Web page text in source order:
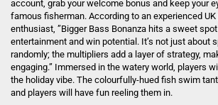
account, grab your welcome bonus and keep your
famous fisherman. According to an experienced
enthusiast‚ ”Bigger Bass Bonanza hits a sweet
entertainment and win potential. It’s not just about
randomly; the multipliers add a layer of strategy‚
engaging.” Immersed in the watery world, players
the holiday vibe. The colourfully-hued fish swim
and players will have fun reeling them in.